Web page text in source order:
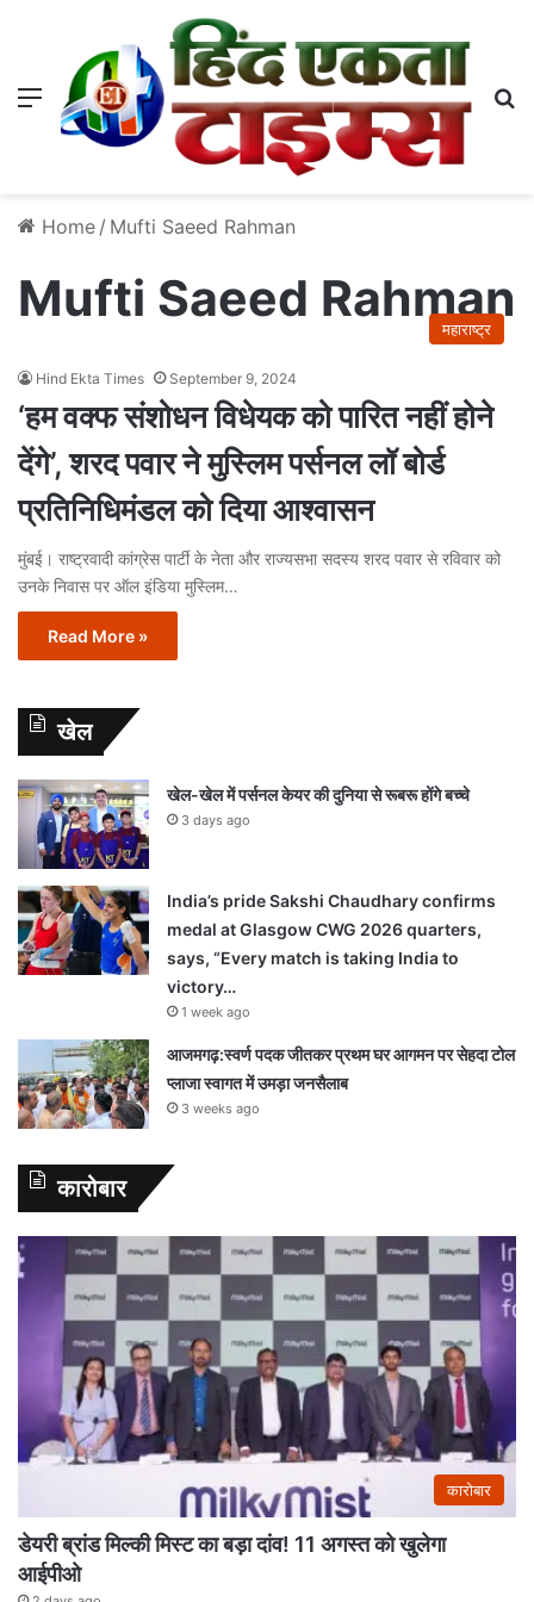
Menu
Home / Mufti Saeed Rahman
Mufti Saeed Rahman
महाराष्ट्र
Hind Ekta Times September 9, 2024
‘हम वक्फ संशोधन विधेयक को पारित नहीं होने
देंगे’, शरद पवार ने मुस्लिम पर्सनल लॉ बोर्ड
प्रतिनिधिमंडल को दिया आश्वासन
मुंबई। राष्ट्रवादी कांग्रेस पार्टी के नेता और राज्यसभा सदस्य शरद पवार से रविवार को
उनके निवास पर ऑल इंडिया मुस्लिम…
Read More »
खेल
खेल-खेल में पर्सनल केयर की दुनिया से रूबरू होंगे बच्चे
3 days ago
India’s pride Sakshi Chaudhary confirms
medal at Glasgow CWG 2026 quarters,
says, “Every match is taking India to
victory…
1 week ago
आजमगढ़:स्वर्ण पदक जीतकर प्रथम घर आगमन पर सेहदा टोल
प्लाजा स्वागत में उमड़ा जनसैलाब
3 weeks ago
कारोबार
कारोबार
डेयरी ब्रांड मिल्की मिस्ट का बड़ा दांव! 11 अगस्त को खुलेगा
आईपीओ